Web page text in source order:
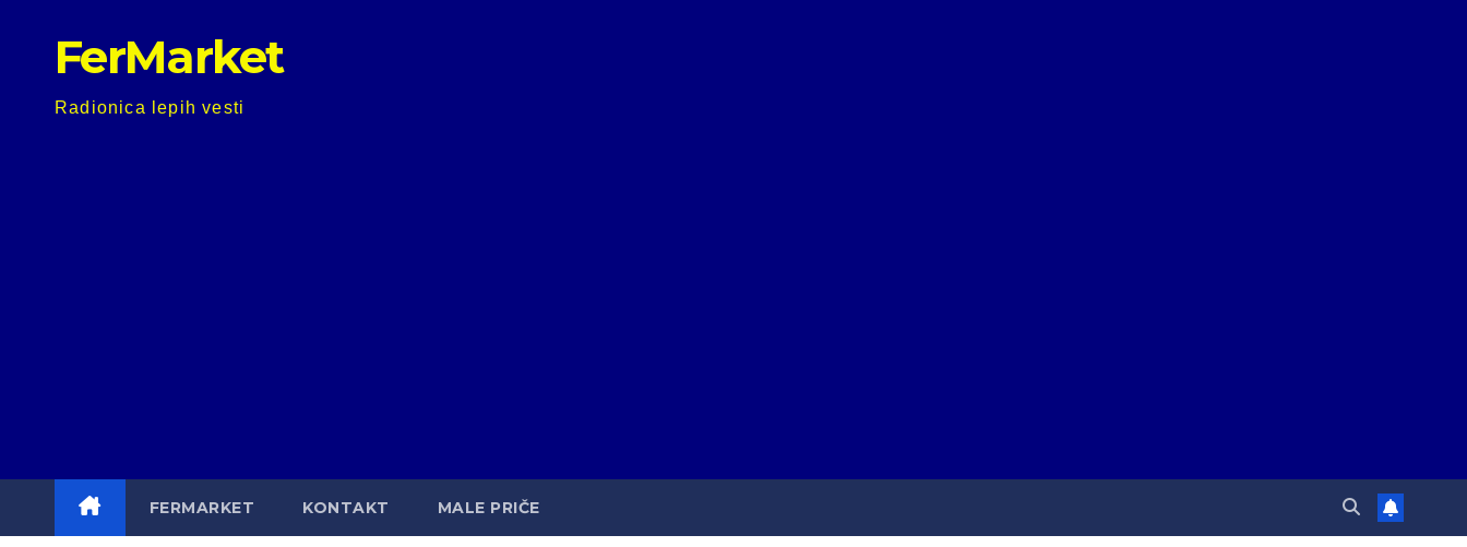
FerMarket
Radionica lepih vesti
FERMARKET KONTAKT MALE PRIČE